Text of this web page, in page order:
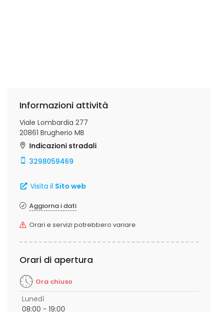
Informazioni attività
Viale Lombardia 277
20861 Brugherio MB
Indicazioni stradali
3298059469
Visita il Sito web
Aggiorna i dati
Orari e servizi potrebbero variare
Orari di apertura
Ora chiuso
Lunedì
08:00 - 19:00